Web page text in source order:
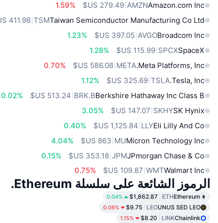
Amazon.com Inc
AMZN
‏279.49 US$
1.59%
Taiwan Semiconductor Manufacturing Co Ltd
TSM
‏411.98 US$
Broadcom Inc
AVGO
1.23%
SpaceX
SPCX
‏115.99 US$
1.28%
Meta Platforms, Inc.
META
‏586.08 US$
0.70%
Tesla, Inc.
TSLA
‏325.69 US$
1.12%
Berkshire Hathaway Inc Class B
BRK.B
0.02%
SK Hynix
SKHY
3.05%
Eli Lilly And Co
LLY
0.40%
Micron Technology Inc
MU
4.04%
JPmorgan Chase & Co
JPM
‏353.18 US$
0.15%
Walmart Inc
WMT
0.75%
الرموز الشائعة على سلسلة Ethereum.
Ethereum
ETH
$1,862.87
0.04%
UNUS SED LEO
LEO
$9.75
0.09%
Chainlink
LINK
$8.20
1.15%